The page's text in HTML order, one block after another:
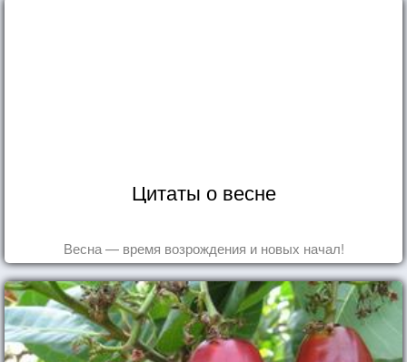
Цитаты о весне
Весна — время возрождения и новых начал!